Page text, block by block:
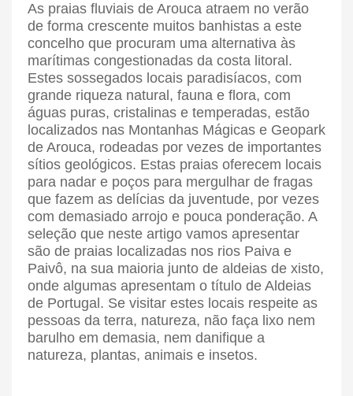
As praias fluviais de Arouca atraem no verão
de forma crescente muitos banhistas a este
concelho que procuram uma alternativa às
marítimas congestionadas da costa litoral.
Estes sossegados locais paradisíacos, com
grande riqueza natural, fauna e flora, com
águas puras, cristalinas e temperadas, estão
localizados nas Montanhas Mágicas e Geopark
de Arouca, rodeadas por vezes de importantes
sítios geológicos. Estas praias oferecem locais
para nadar e poços para mergulhar de fragas
que fazem as delícias da juventude, por vezes
com demasiado arrojo e pouca ponderação. A
seleção que neste artigo vamos apresentar
são de praias localizadas nos rios Paiva e
Paivô, na sua maioria junto de aldeias de xisto,
onde algumas apresentam o título de Aldeias
de Portugal. Se visitar estes locais respeite as
pessoas da terra, natureza, não faça lixo nem
barulho em demasia, nem danifique a
natureza, plantas, animais e insetos.